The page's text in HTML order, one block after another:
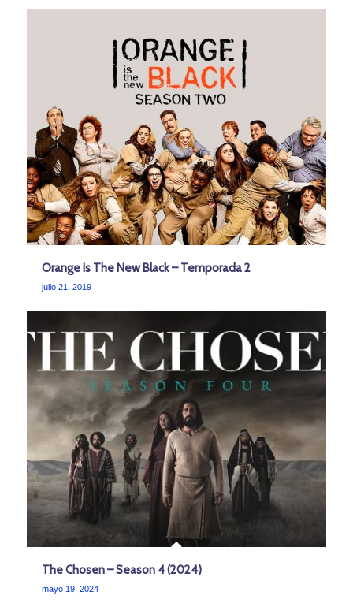
Orange Is The New Black – Temporada 2
julio 21, 2019
The Chosen – Season 4 (2024)
mayo 19, 2024